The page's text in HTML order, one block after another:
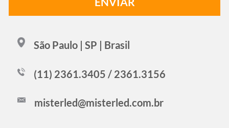
São Paulo | SP | Brasil
(11) 2361.3405 / 2361.3156
misterled@misterled.com.br